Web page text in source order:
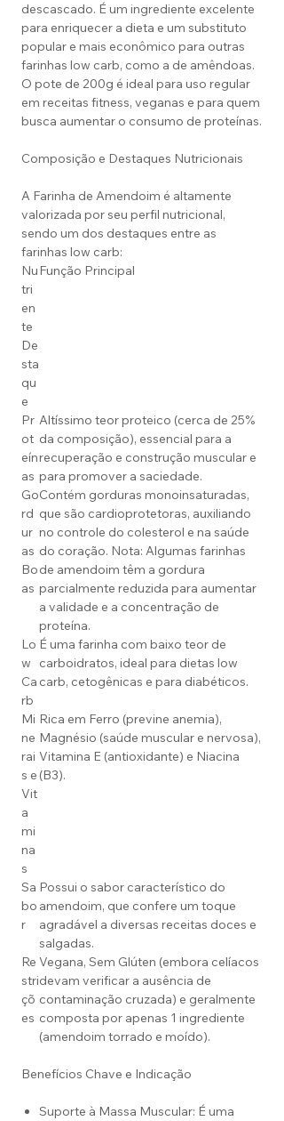
descascado. É um ingrediente excelente
para enriquecer a dieta e um substituto
popular e mais econômico para outras
farinhas low carb, como a de amêndoas.
O pote de 200g é ideal para uso regular
em receitas fitness, veganas e para quem
busca aumentar o consumo de proteínas.
Composição e Destaques Nutricionais
A Farinha de Amendoim é altamente
valorizada por seu perfil nutricional,
sendo um dos destaques entre as
farinhas low carb:
Nu
tri
en
te
De
sta
qu
e
Função Principal
Pr
ot
eín
as
Altíssimo teor proteico (cerca de 25%
da composição), essencial para a
recuperação e construção muscular e
para promover a saciedade.
Go
rd
ur
as
Bo
as
Contém gorduras monoinsaturadas,
que são cardioprotetoras, auxiliando
no controle do colesterol e na saúde
do coração. Nota: Algumas farinhas
de amendoim têm a gordura
parcialmente reduzida para aumentar
a validade e a concentração de
proteína.
Lo
w
Ca
rb
É uma farinha com baixo teor de
carboidratos, ideal para dietas low
carb, cetogênicas e para diabéticos.
Mi
ne
rai
s e
Vit
a
mi
na
s
Rica em Ferro (previne anemia),
Magnésio (saúde muscular e nervosa),
Vitamina E (antioxidante) e Niacina
(B3).
Sa
bo
r
Possui o sabor característico do
amendoim, que confere um toque
agradável a diversas receitas doces e
salgadas.
Re
stri
çõ
es
Vegana, Sem Glúten (embora celíacos
devam verificar a ausência de
contaminação cruzada) e geralmente
composta por apenas 1 ingrediente
(amendoim torrado e moído).
Benefícios Chave e Indicação
Suporte à Massa Muscular: É uma